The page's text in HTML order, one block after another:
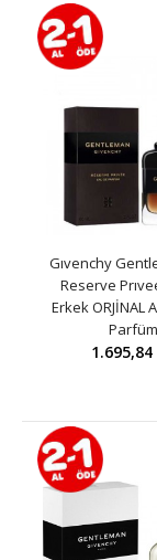
Gıvenchy
Reserve
Erkek ORJİNAL
Parfüm
1.695,84